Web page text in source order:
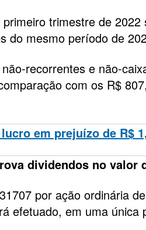
trimestre de
do mesmo período de
recorrentes e não-
com os R$
em prejuízo de R$
dividendos no valor
por ação ordinária
efetuado, em uma única